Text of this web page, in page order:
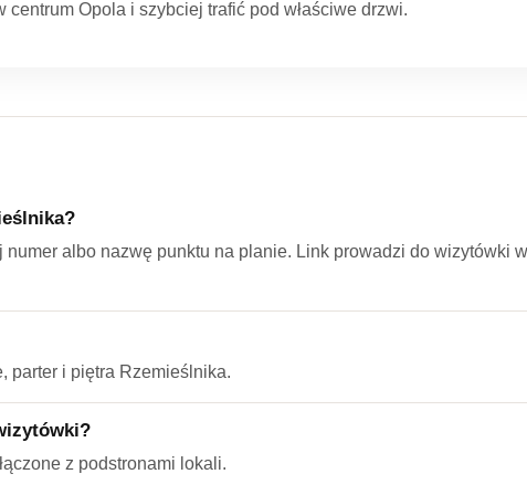
centrum Opola i szybciej trafić pod właściwe drzwi.
albo nazwę punktu na planie. Link prowadzi do wizytówki
parter i piętra Rzemieślnika.
z podstronami lokali.